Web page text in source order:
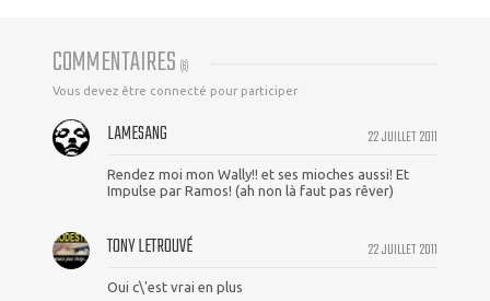
COMMENTAIRES (6)
Vous devez être connecté pour participer
22 JUILLET 2011
LAMESANG
Rendez moi mon Wally!! et ses mioches aussi! Et
Impulse par Ramos! (ah non là faut pas rêver)
22 JUILLET 2011
TONY LETROUVÉ
Oui c\'est vrai en plus